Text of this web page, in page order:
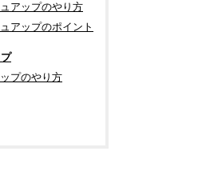
アップのやり方
アップのポイント
プのやり方